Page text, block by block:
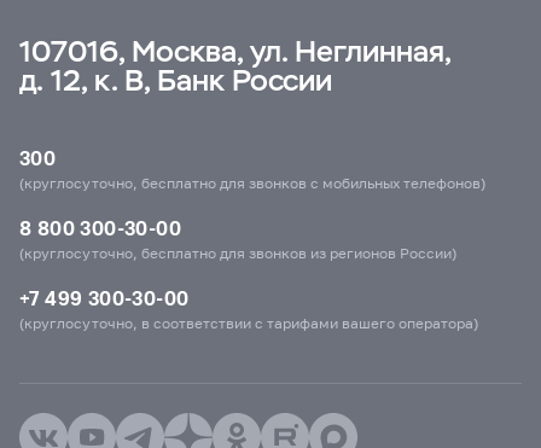
107016, Москва, ул. Неглинная,
д. 12, к. В, Банк России
300
(круглосуточно, бесплатно для звонков с мобильных телефонов)
8 800 300-30-00
(круглосуточно, бесплатно для звонков из регионов России)
+7 499 300-30-00
(круглосуточно, в соответствии с тарифами вашего оператора)